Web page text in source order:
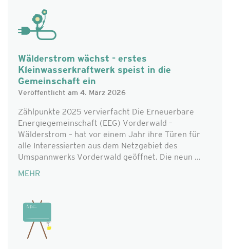
Wälderstrom wächst - erstes
Kleinwasserkraftwerk speist in die
Gemeinschaft ein
Veröffentlicht am 4. März 2026
Zählpunkte 2025 vervierfacht Die Erneuerbare
Energiegemeinschaft (EEG) Vorderwald –
Wälderstrom – hat vor einem Jahr ihre Türen für
alle Interessierten aus dem Netzgebiet des
Umspannwerks Vorderwald geöffnet. Die neun ...
MEHR